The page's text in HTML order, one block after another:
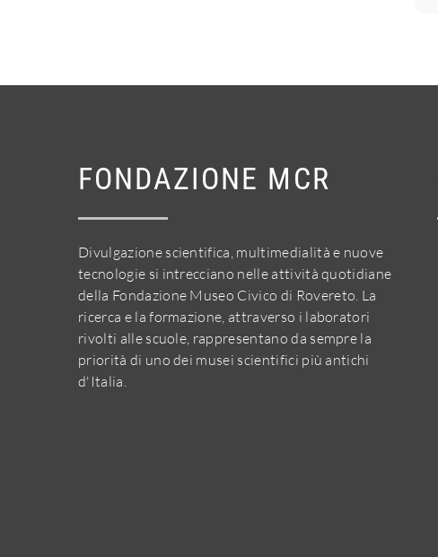
FONDAZIONE MCR
Divulgazione scientifica, multimedialità e nuove
tecnologie si intrecciano nelle attività quotidiane
della Fondazione Museo Civico di Rovereto. La
ricerca e la formazione, attraverso i laboratori
rivolti alle scuole, rappresentano da sempre la
priorità di uno dei musei scientifici più antichi
d'Italia.